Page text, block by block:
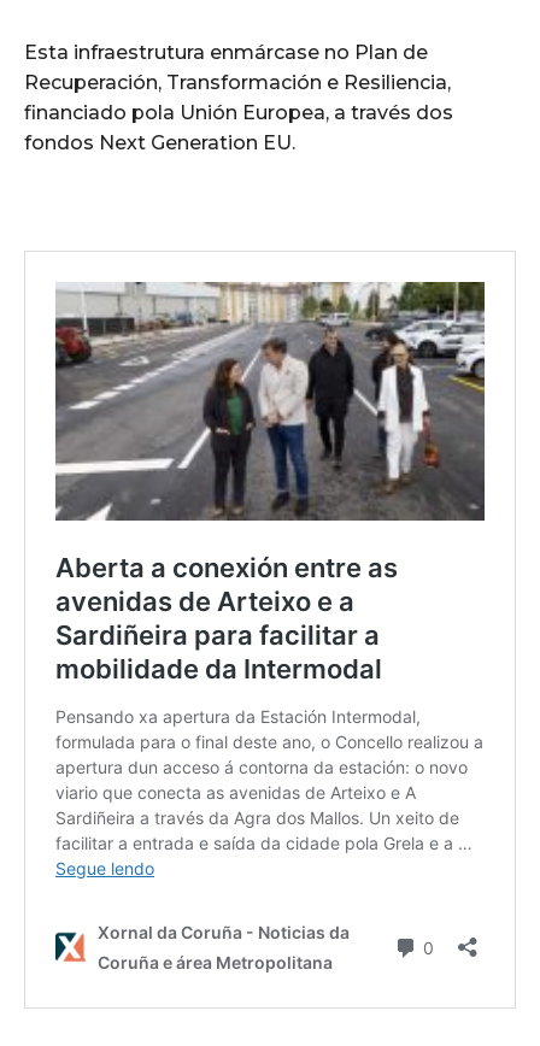
Esta infraestrutura enmárcase no Plan de
Recuperación, Transformación e Resiliencia,
financiado pola Unión Europea, a través dos
fondos Next Generation EU.